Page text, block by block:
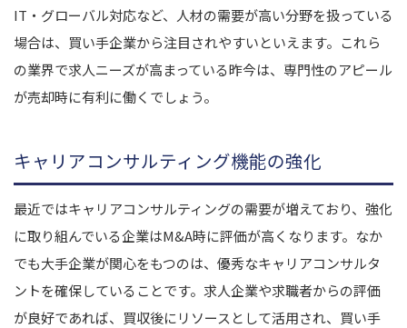
IT・グローバル対応など、人材の需要が高い分野を扱っている
場合は、買い手企業から注目されやすいといえます。これら
の業界で求人ニーズが高まっている昨今は、専門性のアピール
が売却時に有利に働くでしょう。
キャリアコンサルティング機能の強化
最近ではキャリアコンサルティングの需要が増えており、強化
に取り組んでいる企業はM&A時に評価が高くなります。なか
でも大手企業が関心をもつのは、優秀なキャリアコンサルタ
ントを確保していることです。求人企業や求職者からの評価
が良好であれば、買収後にリソースとして活用され、買い手